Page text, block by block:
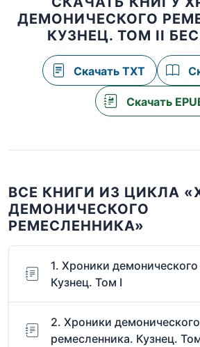
ДЕМОНИЧЕСКОГО
КУЗНЕЦ. ТОМ II
Скачать TXT
Скачать
ВСЕ КНИГИ ИЗ ЦИКЛА
ДЕМОНИЧЕСКОГО
РЕМЕСЛЕННИКА»
1. Хроники
Кузнец. Том I
2. Хроники демонического
ремесленника. Кузнец.